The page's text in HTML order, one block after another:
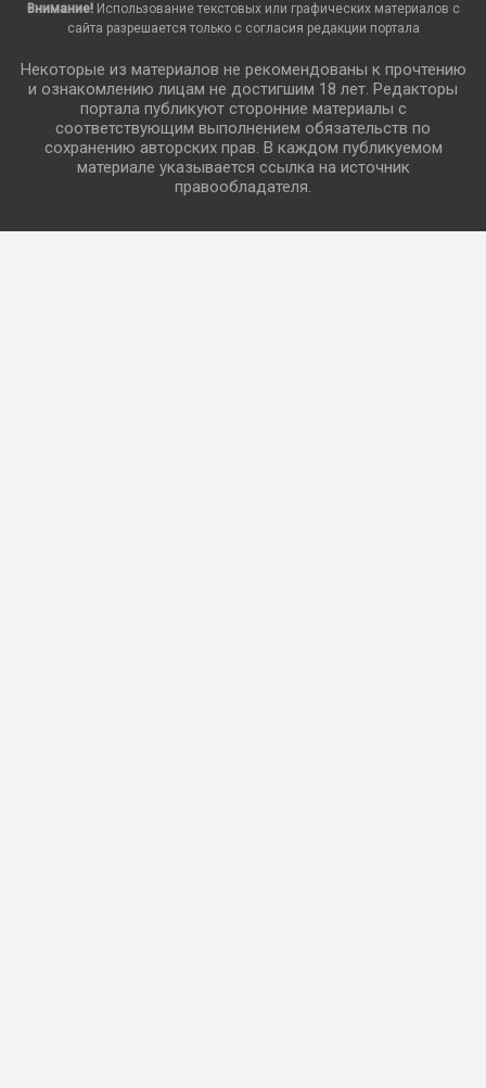
Внимание!Использование текстовых или графических материалов с
сайта разрешается только c согласия редакции портала
Некоторые из материалов не рекомендованы к прочтению
и ознакомлению лицам не достигшим 18 лет. Редакторы
портала публикуют сторонние материалы с
соответствующим выполнением обязательств по
сохранению авторских прав. В каждом публикуемом
материале указывается ссылка на источник
правообладателя.